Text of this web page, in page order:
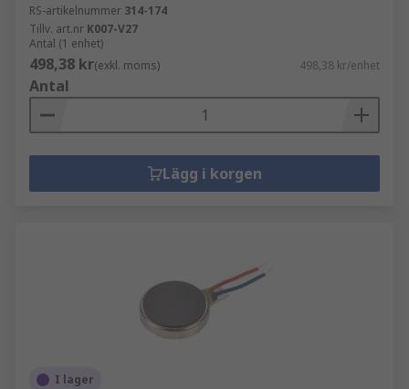
RS-artikelnummer 314-174
Tillv. art.nr K007-V27
Antal (1 enhet)
498,38 kr(exkl. moms) 498,38 kr/enhet
Antal
Lägg i korgen
I lager